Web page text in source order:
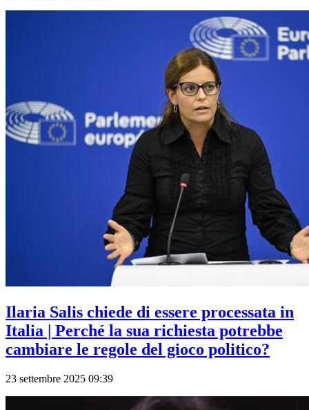
Ilaria Salis chiede di essere processata in
Italia | Perché la sua richiesta potrebbe
cambiare le regole del gioco politico?
23 settembre 2025 09:39